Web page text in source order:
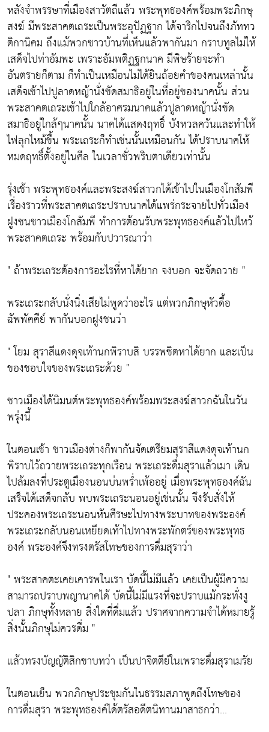
หลังจำพรรษาที่เมืองสาวัตถีแล้ว พระพุทธองค์พร้อมพระภิกษุ
สงฆ์ มีพระสาคตเถระเป็นพระอุปัฏฐาก ได้จาริกไปจนถึงภัททว
ติกานิคม ถึงแม้พวกชาวบ้านที่เห็นแล้วพากันมา กราบทูลไม่ให้
เสด็จไปท่าอัมพะ เพราะอัมพติฏฐกนาค มีพิษร้ายจะทำ
อันตรายก็ตาม ก็ทำเป็นเหมือนไม่ได้ยินถ้อยคำของคนเหล่านั้น
เสด็จเข้าไปปูลาดหญ้านั่งขัดสมาธิอยู่ในที่อยู่ของนาคนั้น ส่วน
พระสาคตเถระเข้าไปใกล้อาศรมนาคแล้วปูลาดหญ้านั่งขัด
สมาธิอยู่ใกล้ๆนาคนั้น นาคได้แสดงฤทธิ์ บังหวลควันและทำให้
ไฟลุกไหม้ขึ้น พระเถระก็ทำเช่นนั้นเหมือนกัน ได้ปราบนาคให้
หมดฤทธิ์ตั้งอยู่ในศีล ในเวลาชั่วพริบตาเดียวเท่านั้น
รุ่งเช้า พระพุทธองค์และพระสงฆ์สาวกได้เข้าไปในเมืองโกสัมพี
เรื่องราวที่พระสาคตเถระปราบนาคได้แพร่กระจายไปทั่วเมือง
ฝูงชนชาวเมืองโกสัมพี ทำการต้อนรับพระพุทธองค์แล้วไปไหว้
พระสาคตเถระ พร้อมกับปวารณาว่า
" ถ้าพระเถระต้องการอะไรที่หาได้ยาก จงบอก จะจัดถวาย "
พระเถระกลับนั่งนิ่งเสียไม่พูดว่าอะไร แต่พวกภิกษุหัวดื้อ
ฉัพพัคคีย์ พากันบอกฝูงชนว่า
" โยม สุราสีแดงดุจเท้านกพิราบสิ บรรพชิตหาได้ยาก และเป็น
ของชอบใจของพระเถระด้วย "
ชาวเมืองได้นิมนต์พระพุทธองค์พร้อมพระสงฆ์สาวกฉันในวัน
พรุ่งนี้
ในตอนเช้า ชาวเมืองต่างก็พากันจัดเตรียมสุราสีแดงดุจเท้านก
พิราบไว้ถวายพระเถระทุกเรือน พระเถระดื่มสุราแล้วเมา เดิน
ไปล้มลงที่ประตูเมืองนอนบ่นพร่ำเพ้ออยู่ เมื่อพระพุทธองค์ฉัน
เสร็จได้เสด็จกลับ พบพระเถระนอนอยู่เช่นนั้น จึงรับสั่งให้
ประคองพระเถระนอนหันศีรษะไปทางพระบาทของพระองค์
พระเถระกลับนอนเหยียดเท้าไปทางพระพักตร์ของพระพุทธ
องค์ พระองค์จึงทรงตรัสโทษของการดื่มสุราว่า
" พระสาคตะเคยเคารพในเรา บัดนี้ไม่มีแล้ว เคยเป็นผู้มีความ
สามารถปราบพญานาคได้ บัดนี้ไม่มีแรงที่จะปราบแม้กระทั่งงู
ปลา ภิกษุทั้งหลาย สิ่งใดที่ดื่มแล้ว ปราศจากความจำได้หมายรู้
สิ่งนั้นภิกษุไม่ควรดื่ม "
แล้วทรงบัญญัติสิกขาบทว่า เป็นปาจิตตีย์ในเพราะดื่มสุราเมรัย
ในตอนเย็น พวกภิกษุประชุมกันในธรรมสภาพูดถึงโทษของ
การดื่มสุรา พระพุทธองค์ได้ตรัสอดีตนิทานมาสาธกว่า...